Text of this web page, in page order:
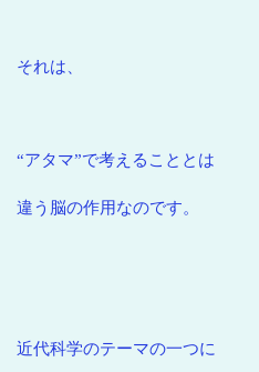
それは、
“アタマ”で考えることとは
違う脳の作用なのです。
近代科学のテーマの一つに